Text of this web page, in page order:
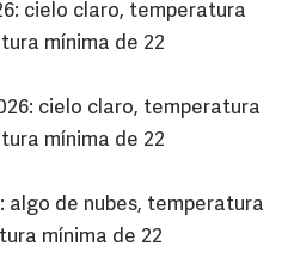
cielo claro, temperatura
mínima de 22
cielo claro, temperatura
mínima de 22
algo de nubes, temperatura
mínima de 22